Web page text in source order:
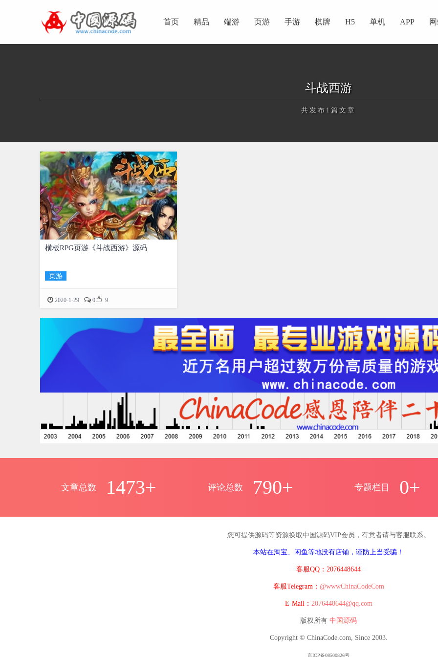
首页 精品 端游 页游 手游 棋牌 H5 单机 APP
斗战西游
共发布1篇文章
横板RPG页游《斗战西游》源码
页游
2020-1-29 0 9
文章总数 1473+ 评论总数 790+ 专题栏目 0+
您可提供源码等资源换取中国源码VIP会员，有意者请与客服联系。
本站在淘宝、闲鱼等地没有店铺，谨防上当受骗！
客服QQ：2076448644
客服Telegram： @wwwChinaCodeCom
E-Mail： 2076448644@qq.com
版权所有 中国源码
Copyright © ChinaCode.com, Since 2003.
京ICP备08500826号